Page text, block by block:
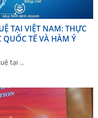
TẠI VIỆT NAM: THỰC
TẾ VÀ HÀM Ý
tại ...